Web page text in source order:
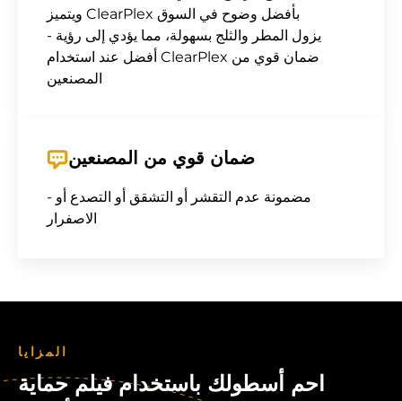
ويتميز ClearPlex بأفضل وضوح في السوق
- يزول المطر والثلج بسهولة، مما يؤدي إلى رؤية
أفضل عند استخدام ClearPlex ضمان قوي من
المصنعين
ضمان قوي من المصنعين
- مضمونة عدم التقشر أو التشقق أو التصدع أو
الاصفرار
المزايا
احم أسطولك باستخدام فيلم حماية